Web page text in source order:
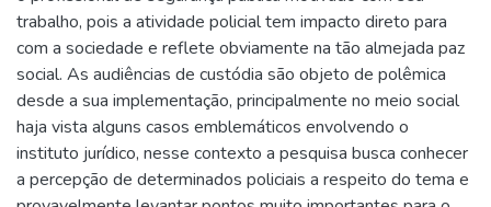
trabalho, pois a atividade policial tem impacto direto para
com a sociedade e reflete obviamente na tão almejada paz
social. As audiências de custódia são objeto de polêmica
desde a sua implementação, principalmente no meio social
haja vista alguns casos emblemáticos envolvendo o
instituto jurídico, nesse contexto a pesquisa busca conhecer
a percepção de determinados policiais a respeito do tema e